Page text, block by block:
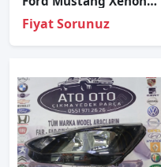
Fiyat Sorunuz